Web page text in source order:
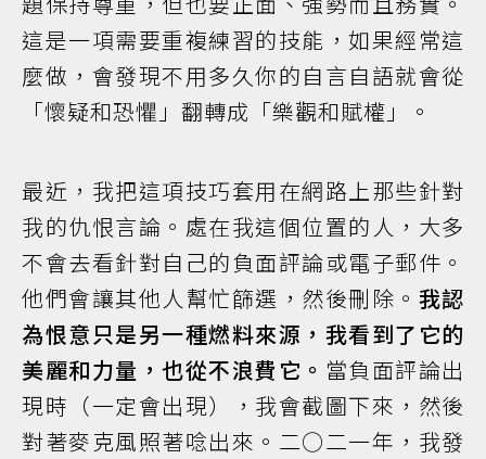
這是一項需要重複練習的技能，如果經常這
麼做，會發現不用多久你的自言自語就會從
「懷疑和恐懼」翻轉成「樂觀和賦權」。
最近，我把這項技巧套用在網路上那些針對
我的仇恨言論。處在我這個位置的人，大多
不會去看針對自己的負面評論或電子郵件。
他們會讓其他人幫忙篩選，然後刪除。 我認
為恨意只是另一種燃料來源，我看到了它的
美麗和力量，也從不浪費它。 當負面評論出
現時（一定會出現），我會截圖下來，然後
對著麥克風照著唸出來。二○二一年，我發